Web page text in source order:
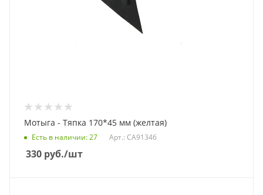
Мотыга - Тяпка 170*45 мм (желтая)
Есть в наличии: 27 Арт.: СА91346
330 руб./шт